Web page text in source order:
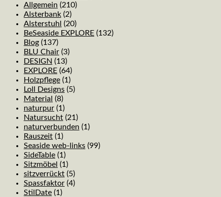
Allgemein (210)
Alsterbank (2)
Alsterstuhl (20)
BeSeaside EXPLORE (132)
Blog (137)
BLU Chair (3)
DESIGN (13)
EXPLORE (64)
Holzpflege (1)
Loll Designs (5)
Material (8)
naturpur (1)
Natursucht (21)
naturverbunden (1)
Rauszeit (1)
Seaside web-links (99)
SideTable (1)
Sitzmöbel (1)
sitzverrückt (5)
Spassfaktor (4)
StilDate (1)